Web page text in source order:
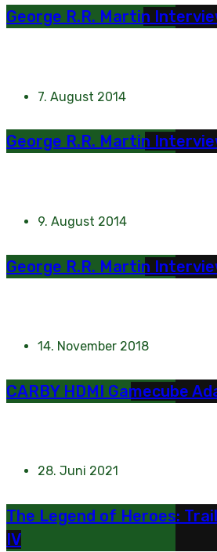
George R.R. Martin
7. August 2014
George R.R. Martin
9. August 2014
George R.R. Martin
14. November 2018
CARBY HDMI Gamecube
28. Juni 2021
The Legend of Heroes:
IV